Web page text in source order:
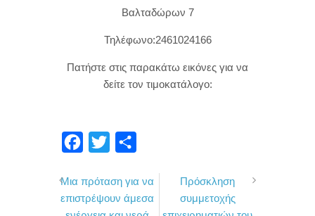
Βαλταδώρων 7
Τηλέφωνο:2461024166
Πατήστε στις παρακάτω εικόνες για να
δείτε τον τιμοκατάλογο:
c
e
i
t
ι
ρ
Μια πρόταση για να
επιστρέψουν άμεσα
Πρόσκληση
συμμετοχής